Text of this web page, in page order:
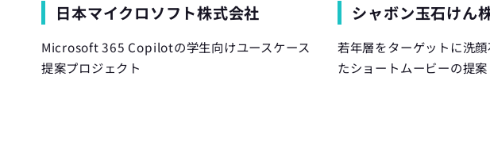
日本マイクロソフト株式会社
Microsoft 365 Copilotの学生向けユースケース
提案プロジェクト
シャボン玉石けん
若年層をターゲットに洗
たショートムービーの提案